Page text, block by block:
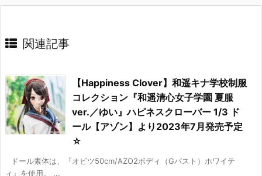
関連記事
【Happiness Clover】和遥キナ学校制服
コレクション『和遥清心女子学園 夏服
ver.／ゆい』ハピネスクローバー 1/3 ド
ール【アゾン】より2023年7月発売予定
☆
ドール素体は、『オビツ50cm/AZO2ボディ（Gバスト）ホワイテ
ィ』を使用。 ...